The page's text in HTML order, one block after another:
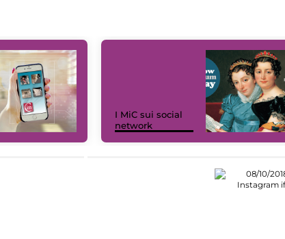
I MiC sui social
network